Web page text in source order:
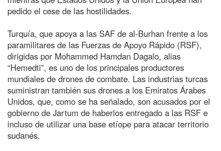
pedido el cese de las hostilidades.
Turquía, que apoya a las SAF de al-Burhan frente a los
paramilitares de las Fuerzas de Apoyo Rápido (RSF),
dirigidas por Mohammed Hamdan Dagalo, alias
“Hemedti”, es uno de los principales productores
mundiales de drones de combate. Las industrias turcas
suministran también sus drones a los Emiratos Árabes
Unidos, que, como se ha señalado, son acusados por el
gobierno de Jartum de haberlos entregado a las RSF e
incluso de utilizar una base etíope para atacar territorio
sudanés.